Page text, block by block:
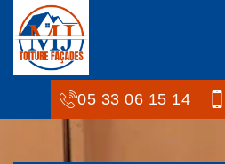
05 33 06 15 14